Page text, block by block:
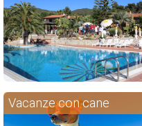
Vacanze con cane